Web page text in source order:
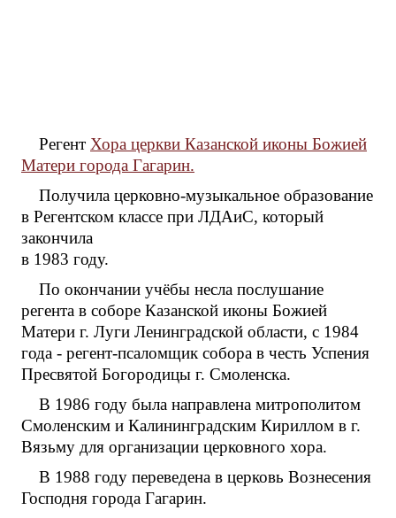
Регент Хора церкви Казанской иконы Божией
Матери города Гагарин.
Получила церковно-музыкальное образование
в Регентском классе при ЛДАиС, который
закончила
в 1983 году.
По окончании учёбы несла послушание
регента в соборе Казанской иконы Божией
Матери г. Луги Ленинградской области, с 1984
года - регент-псаломщик собора в честь Успения
Пресвятой Богородицы г. Смоленска.
В 1986 году была направлена митрополитом
Смоленским и Калининградским Кириллом в г.
Вязьму для организации церковного хора.
В 1988 году переведена в церковь Вознесения
Господня города Гагарин.